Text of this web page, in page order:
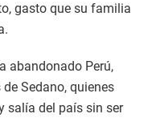
gasto que su familia
abandonado Perú,
Sedano, quienes
salía del país sin ser